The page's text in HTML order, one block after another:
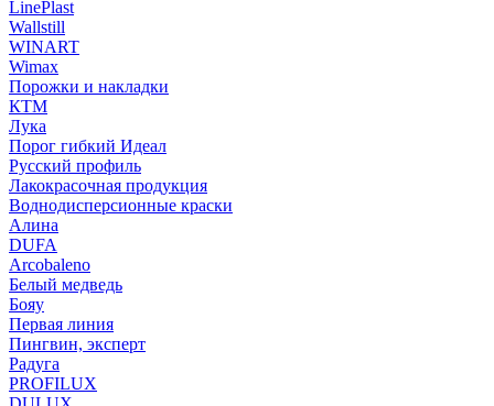
LinePlast
Wallstill
WINART
Wimax
Порожки и накладки
КТМ
Лука
Порог гибкий Идеал
Русский профиль
Лакокрасочная продукция
Воднодисперсионные краски
Алина
DUFA
Arcobaleno
Белый медведь
Бояу
Первая линия
Пингвин, эксперт
Радуга
PROFILUX